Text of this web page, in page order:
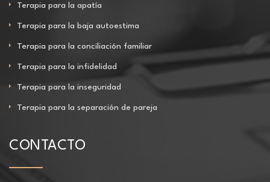
Terapia para la apatía
Terapia para la baja autoestima
Terapia para la conciliación familiar
Terapia para la infidelidad
Terapia para la inseguridad
Terapia para la separación de pareja
CONTACTO